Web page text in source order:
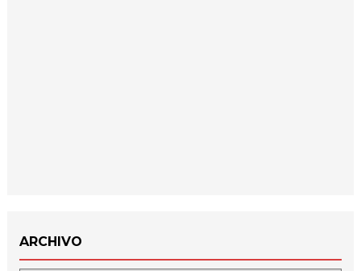
ARCHIVO